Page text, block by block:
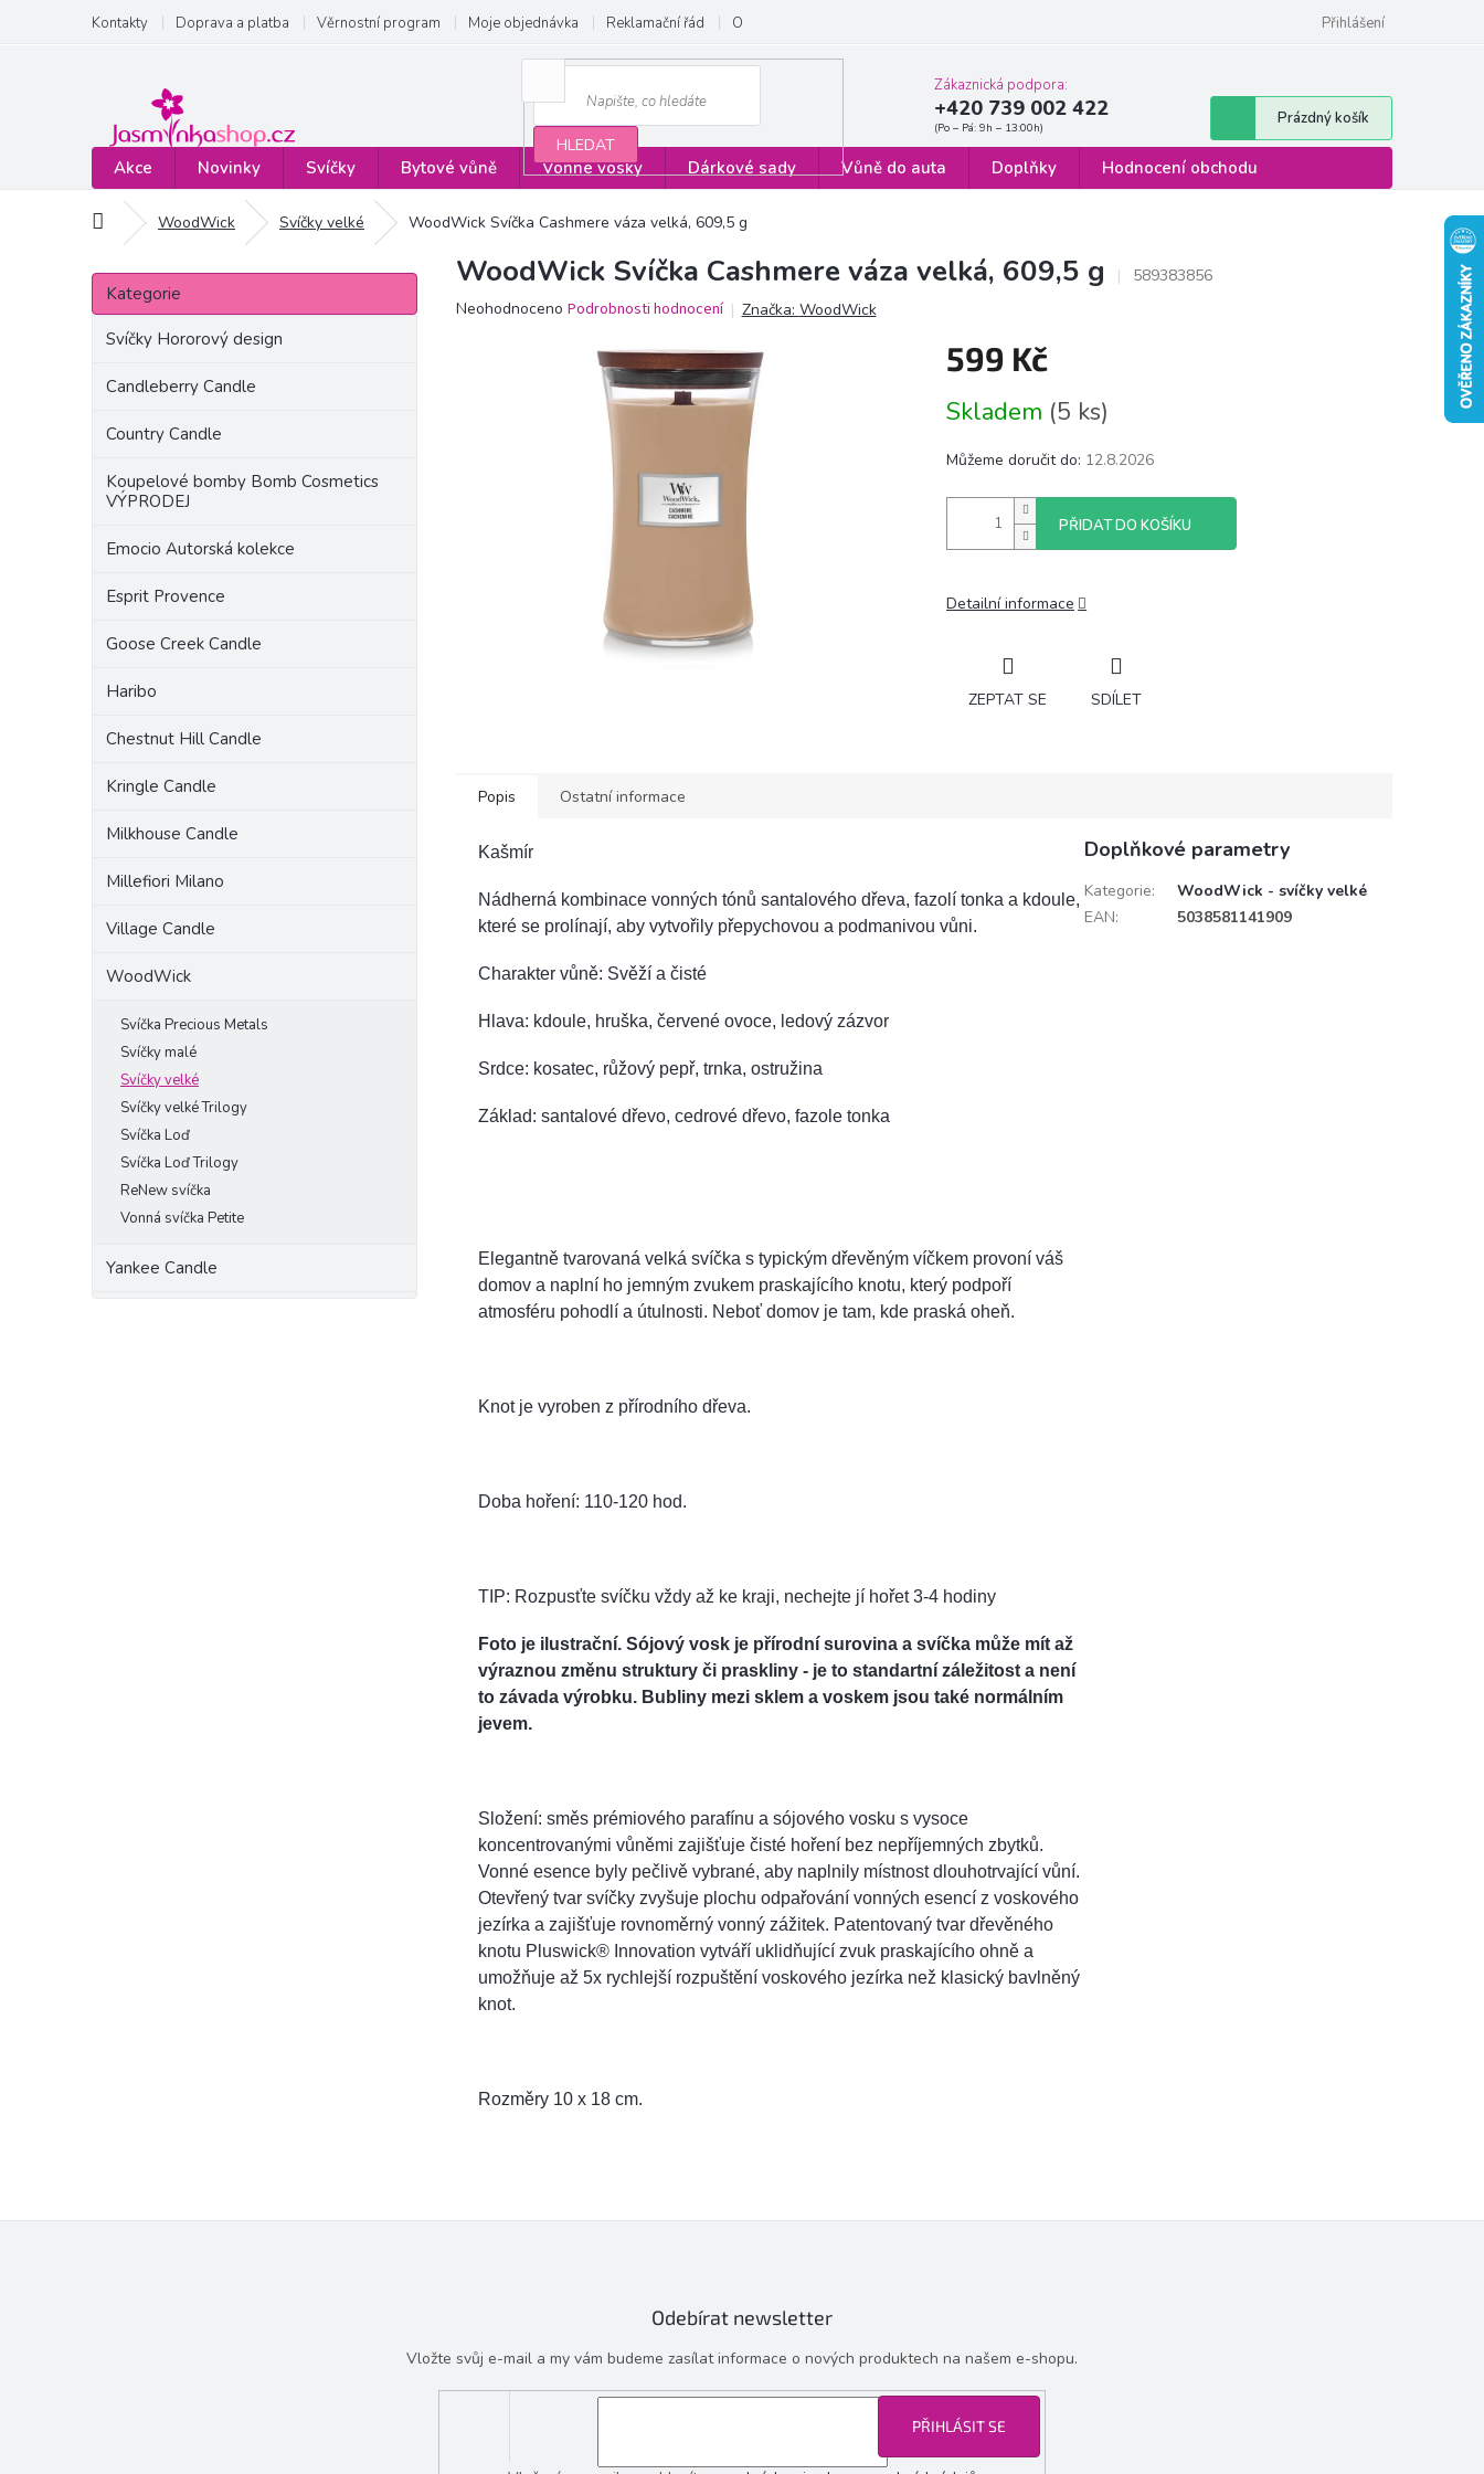
obsah
Kontakty Doprava a platba Věrnostní program Moje objednávka Reklamační řád Obchodní podmínky Formulář pro odstoupení od smlouvy
Přihlášení
HLEDAT
Zákaznická podpora:
+420 739 002 422
Nákupní
košík
Prázdný košík
Akce Novinky Svíčky Bytové vůně Vonné vosky Dárkové sady Vůně do auta Doplňky Hodnocení obchodu
Domů WoodWick Svíčky velké WoodWick Svíčka Cashmere váza velká, 609,5 g
P
s
Přeskočit
kategorie
Kategorie
Svíčky Hororový design
Candleberry Candle
Country Candle
Koupelové bomby Bomb Cosmetics
VÝPRODEJ
Emocio Autorská kolekce
Esprit Provence
Goose Creek Candle
Haribo
Chestnut Hill Candle
Kringle Candle
Milkhouse Candle
Millefiori Milano
Village Candle
WoodWick
Svíčka Precious Metals
Svíčky malé
Svíčky velké
Svíčky velké Trilogy
Svíčka Loď
Svíčka Loď Trilogy
ReNew svíčka
Vonná svíčka Petite
Yankee Candle
WoodWick Svíčka Cashmere váza velká, 609,5 g
589383856
Průměrné
Neohodnoceno Podrobnosti hodnocení Značka: WoodWick
599 Kč
cena:
Skladem (5 ks)
Můžeme doručit do: 12.8.2026
PŘIDAT DO KOŠÍKU
Detailní informace
ZEPTAT SE SDÍLET
Popis Ostatní informace
Kašmír
Nádherná kombinace vonných tónů santalového dřeva, fazolí tonka a kdoule,
které se prolínají, aby vytvořily přepychovou a podmanivou vůni.
Charakter vůně: Svěží a čisté
Hlava: kdoule, hruška, červené ovoce, ledový zázvor
Srdce: kosatec, růžový pepř, trnka, ostružina
Základ: santalové dřevo, cedrové dřevo, fazole tonka
Elegantně tvarovaná velká svíčka s typickým dřevěným víčkem provoní váš
domov a naplní ho jemným zvukem praskajícího knotu, který podpoří
atmosféru pohodlí a útulnosti. Neboť domov je tam, kde praská oheň.
Knot je vyroben z přírodního dřeva.
Doba hoření: 110-120 hod.
TIP: Rozpusťte svíčku vždy až ke kraji, nechejte jí hořet 3-4 hodiny
Foto je ilustrační. Sójový vosk je přírodní surovina a svíčka může mít až
výraznou změnu struktury či praskliny - je to standartní záležitost a není
to závada výrobku. Bubliny mezi sklem a voskem jsou také normálním
jevem.
Složení: směs prémiového parafínu a sójového vosku s vysoce
koncentrovanými vůněmi zajišťuje čisté hoření bez nepříjemných zbytků.
Vonné esence byly pečlivě vybrané, aby naplnily místnost dlouhotrvající vůní.
Otevřený tvar svíčky zvyšuje plochu odpařování vonných esencí z voskového
jezírka a zajišťuje rovnoměrný vonný zážitek. Patentovaný tvar dřevěného
knotu Pluswick® Innovation vytváří uklidňující zvuk praskajícího ohně a
umožňuje až 5x rychlejší rozpuštění voskového jezírka než klasický bavlněný
knot.
Rozměry 10 x 18 cm.
Doplňkové parametry
Kategorie:
WoodWick - svíčky velké
EAN: 5038581141909
Odebírat newsletter
Vložte svůj e-mail a my vám budeme zasílat informace o nových produktech na našem e-shopu.
PŘIHLÁSIT SE